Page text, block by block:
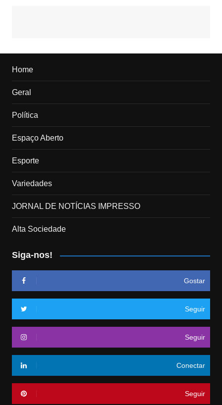
Home
Geral
Política
Espaço Aberto
Esporte
Variedades
JORNAL DE NOTÍCIAS IMPRESSO
Alta Sociedade
Siga-nos!
Gostar
Seguir
Seguir
Conectar
Seguir